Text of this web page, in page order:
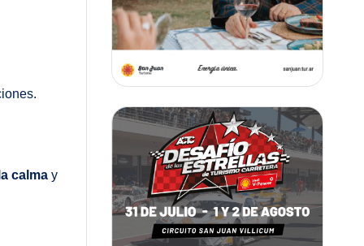
calma y